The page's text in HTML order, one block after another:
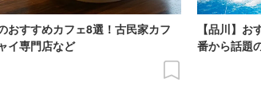
おすすめカフェ8選！古民家カフ
イ専門店など
【品川】
番から話題